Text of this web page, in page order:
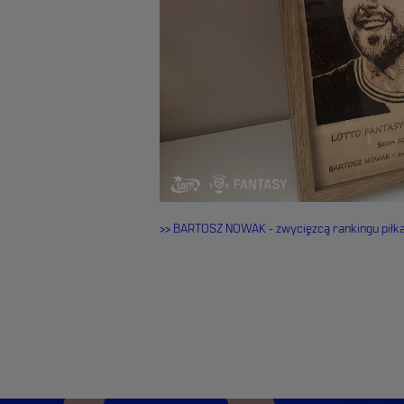
>> BARTOSZ NOWAK - zwycięzcą rankingu